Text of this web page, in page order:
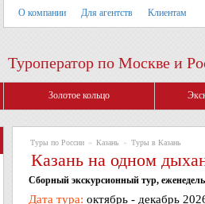
О компании Для агентств Клиентам
Туроператор по Москве и
Золотое кольцо
Туры по России » Казань » Туры в Казань
Казань на одном
Сборный экскурсионный тур,
Дата тура: октябрь - декабрь